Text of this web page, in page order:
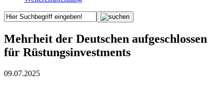
Mehrheit der Deutschen aufgeschlossen
für Rüstungsinvestments
09.07.2025